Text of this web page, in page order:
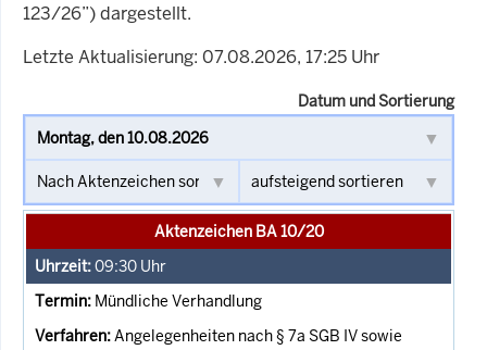
123/26”) dargestellt.
Letzte Aktualisierung: 07.08.2026, 17:25 Uhr
Datum und Sortierung
Aktenzeichen BA 10/20
09:30 Uhr
Mündliche Verhandlung
Angelegenheiten nach § 7a SGB IV sowie